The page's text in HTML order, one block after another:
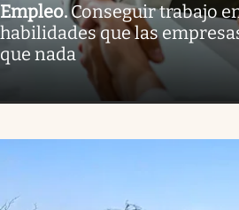
Empleo.Conseguir trabajo
habilidades que las
que nada